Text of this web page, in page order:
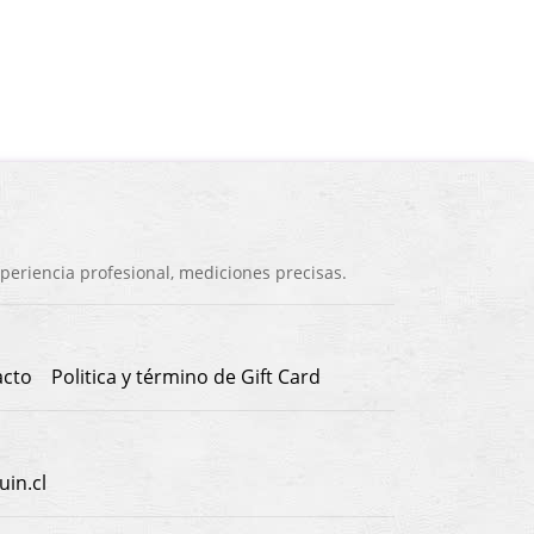
profesional, mediciones precisas.
Politica y término de Gift Card